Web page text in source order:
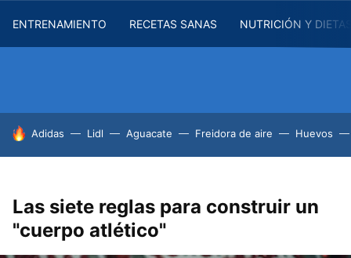
ENTRENAMIENTO RECETAS SANAS NUTRICIÓN Y
HOY SE HABLA DE
Adidas Lidl Aguacate Freidora de aire Huevos
Las siete reglas para construir un
"cuerpo atlético"